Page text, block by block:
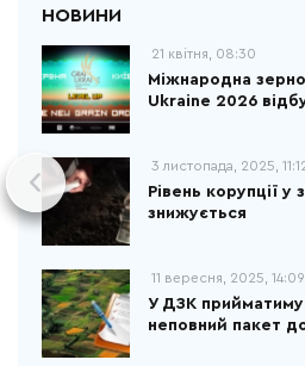
21 квітня, 08:30
Міжнародна
Ukraine 2026
3 листопада, 2025,
Рівень корупції у
знижується
11 вересня, 2025, 14:09
У ДЗК
неповний пакет